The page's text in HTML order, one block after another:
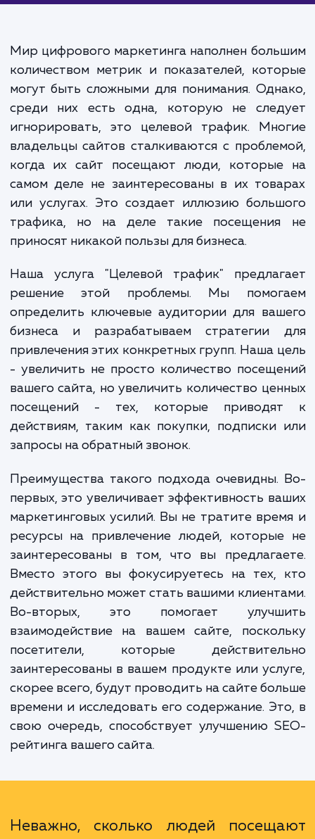
количеством метрик и показателей,
могут быть сложными для понимания.
среди них есть одна, которую не
игнорировать, это целевой трафик.
владельцы сайтов сталкиваются с
когда их сайт посещают люди,
самом деле не заинтересованы в их
или услугах. Это создает иллюзию
трафика, но на деле такие
приносят никакой пользы для бизнеса.
Наша услуга "Целевой трафик"
решение этой проблемы. Мы
определить ключевые аудитории для
бизнеса и разрабатываем стратегии
привлечения этих конкретных групп. Наша
- увеличить не просто количество
вашего сайта, но увеличить количество
посещений - тех, которые
действиям, таким как покупки, подписки
запросы на обратный звонок.
Преимущества такого подхода
первых, это увеличивает эффективность
маркетинговых усилий. Вы не тратите
ресурсы на привлечение людей,
Вместо этого вы фокусируетесь на тех,
действительно может стать вашими
Во-вторых, это помогает
взаимодействие на вашем сайте,
времени и исследовать его содержание.